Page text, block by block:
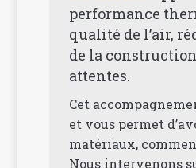
performance
qualité de l’air,
de la
attentes.
Cet
et vous permet
matériaux,
Nous intervenons